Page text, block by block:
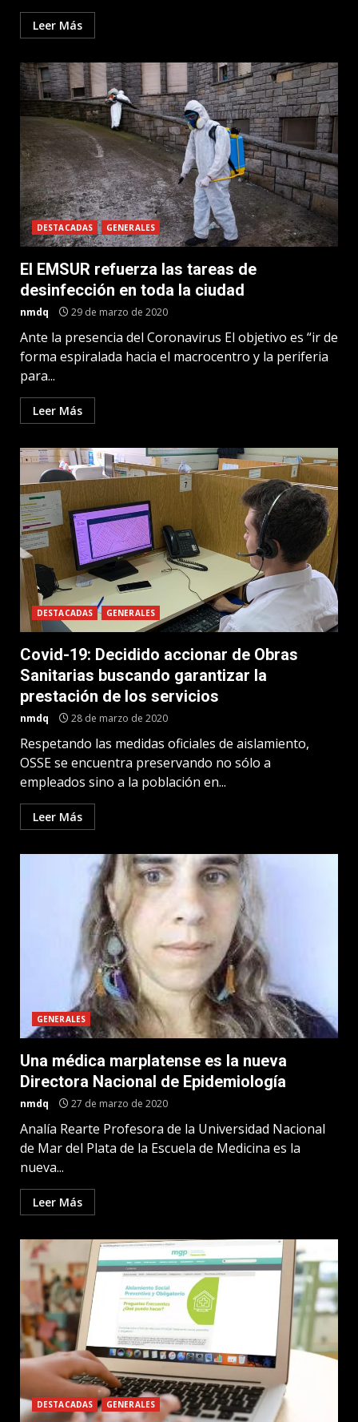
Leer Más
DESTACADAS GENERALES
El EMSUR refuerza las tareas de
desinfección en toda la ciudad
nmdq 29 de marzo de 2020
Ante la presencia del Coronavirus El objetivo es “ir de
forma espiralada hacia el macrocentro y la periferia
para...
Leer Más
DESTACADAS GENERALES
Covid-19: Decidido accionar de Obras
Sanitarias buscando garantizar la
prestación de los servicios
nmdq 28 de marzo de 2020
Respetando las medidas oficiales de aislamiento,
OSSE se encuentra preservando no sólo a
empleados sino a la población en...
Leer Más
GENERALES
Una médica marplatense es la nueva
Directora Nacional de Epidemiología
nmdq 27 de marzo de 2020
Analía Rearte Profesora de la Universidad Nacional
de Mar del Plata de la Escuela de Medicina es la
nueva...
Leer Más
DESTACADAS GENERALES